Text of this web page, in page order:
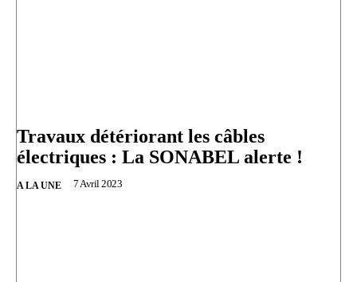
Travaux détériorant les câbles
électriques : La SONABEL alerte !
A LA UNE 7 Avril 2023